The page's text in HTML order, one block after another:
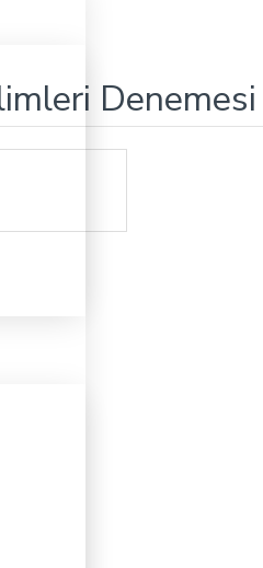
Denemesi